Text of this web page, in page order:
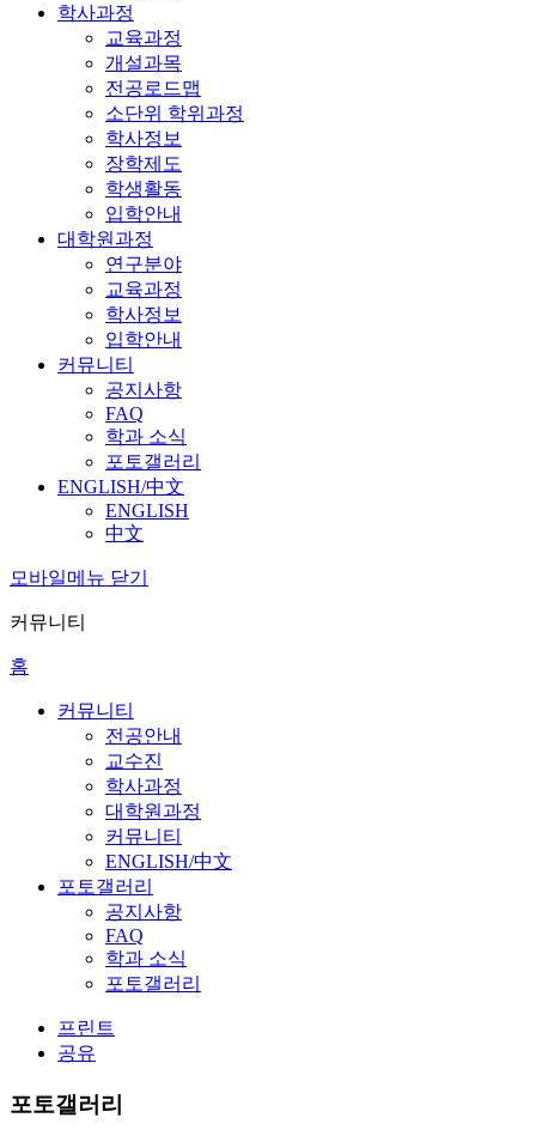
학사과정
교육과정
개설과목
전공로드맵
소단위 학위과정
학사정보
장학제도
학생활동
입학안내
대학원과정
연구분야
교육과정
학사정보
입학안내
커뮤니티
공지사항
FAQ
학과 소식
포토갤러리
ENGLISH/中文
ENGLISH
中文
모바일메뉴 닫기
커뮤니티
홈
커뮤니티
전공안내
교수진
학사과정
대학원과정
커뮤니티
ENGLISH/中文
포토갤러리
공지사항
FAQ
학과 소식
포토갤러리
프린트
공유
포토갤러리